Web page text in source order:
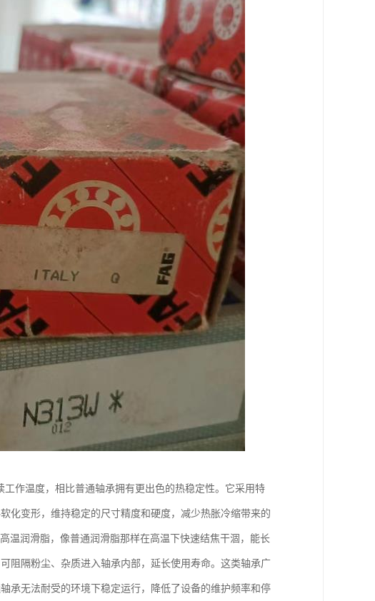
作温度，相比普通轴承拥有更出色的热稳定性。它采用特
化变形，维持稳定的尺寸精度和硬度，减少热胀冷缩带来的
温润滑脂，像普通润滑脂那样在高温下快速结焦干涸，能长
阻隔粉尘、杂质进入轴承内部，延长使用寿命。这类轴承广
承无法耐受的环境下稳定运行，降低了设备的维护频率和停